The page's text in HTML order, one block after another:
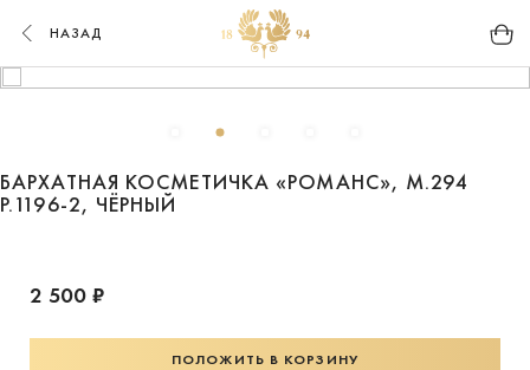
НАЗАД
БАРХАТНАЯ КОСМЕТИЧКА «РОМАНС», М.294
Р.1196-2, ЧЁРНЫЙ
2 500 ₽
ПОЛОЖИТЬ В КОРЗИНУ